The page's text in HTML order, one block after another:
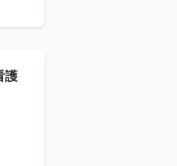
護